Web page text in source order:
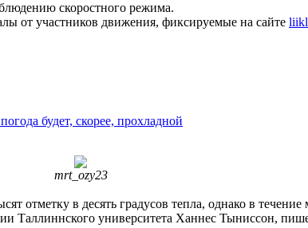
скоростного режима.
от участников движения, фиксируемые на сайте
будет, скорее, прохладной
mrt_ozy23
отметку в десять градусов тепла, однако в течение
Таллиннского университета Ханнес Тыниссон,